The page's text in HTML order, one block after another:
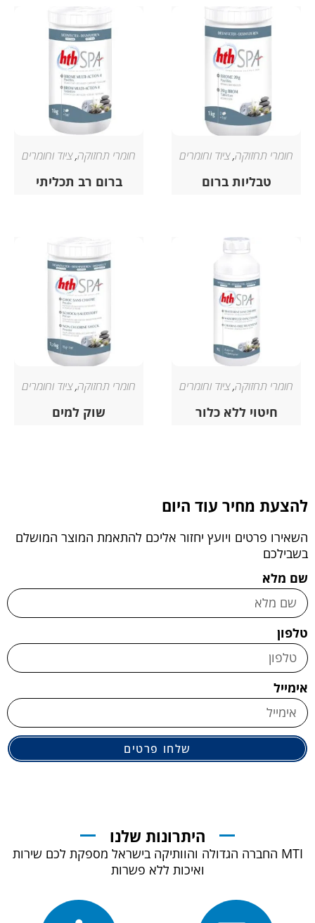
חומרי תחזוקה,ציוד וחומרים
טבליות ברום
חומרי תחזוקה,ציוד וחומרים
ברום רב תכליתי
חומרי תחזוקה,ציוד וחומרים
חיטוי ללא כלור
חומרי תחזוקה,ציוד וחומרים
שוק למים
להצעת מחיר עוד היום
השאירו פרטים ויועץ יחזור אליכם להתאמת המוצר המושלם
בשבילכם
שם מלא
טלפון
אימייל
שלחו פרטים
היתרונות שלנו
MTI החברה הגדולה והוותיקה בישראל מספקת לכם שירות
ואיכות ללא פשרות